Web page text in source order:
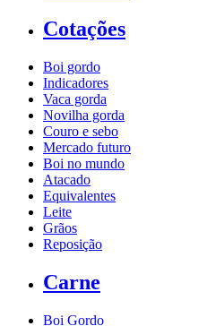
Cotações
Boi gordo
Indicadores
Vaca gorda
Novilha gorda
Couro e sebo
Mercado futuro
Boi no mundo
Atacado
Equivalentes
Leite
Grãos
Reposição
Carne
Boi Gordo